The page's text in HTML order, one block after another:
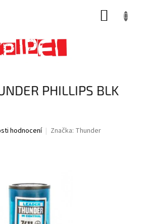
PHILLIPS BLK
hodnocení Značka: Thunder